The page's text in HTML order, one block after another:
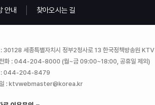
안내 찾아오시는 길
30128 세종특별자치시 정부2청사로 13 한국정책방송원 KTV
화 : 044-204-8000 (월~금 09:00~18:00, 공휴일 제외)
: 044-204-8479
일 : ktvwebmaster@korea.kr